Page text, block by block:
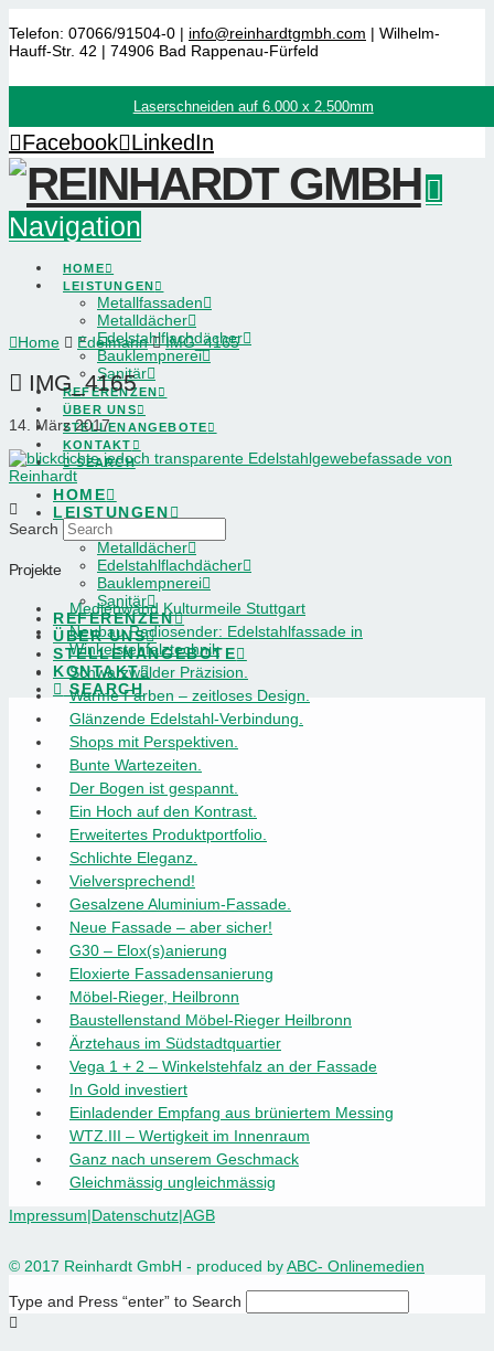
Telefon: 07066/91504-0 | info@reinhardtgmbh.com | Wilhelm-
Hauff-Str. 42 | 74906 Bad Rappenau-Fürfeld
Laserschneiden auf 6.000 x 2.500mm
Facebook LinkedIn
Navigation
HOME
LEISTUNGEN
Metallfassaden
Metalldächer
Edelstahlflachdächer
Bauklempnerei
Sanitär
REFERENZEN
ÜBER UNS
STELLENANGEBOTE
KONTAKT
SEARCH
HOME
LEISTUNGEN
Metallfassaden
Metalldächer
Edelstahlflachdächer
Bauklempnerei
Sanitär
REFERENZEN
ÜBER UNS
STELLENANGEBOTE
KONTAKT
SEARCH
Home Edelmann IMG_4165
IMG_4165
14. März 2017
Search
Projekte
Medienwand Kulturmeile Stuttgart
Neubau Radiosender: Edelstahlfassade in
Winkelstehfalztechnik
Schwarzwälder Präzision.
Warme Farben – zeitloses Design.
Glänzende Edelstahl-Verbindung.
Shops mit Perspektiven.
Bunte Wartezeiten.
Der Bogen ist gespannt.
Ein Hoch auf den Kontrast.
Erweitertes Produktportfolio.
Schlichte Eleganz.
Vielversprechend!
Gesalzene Aluminium-Fassade.
Neue Fassade – aber sicher!
G30 – Elox(s)anierung
Eloxierte Fassadensanierung
Möbel-Rieger, Heilbronn
Baustellenstand Möbel-Rieger Heilbronn
Ärztehaus im Südstadtquartier
Vega 1 + 2 – Winkelstehfalz an der Fassade
In Gold investiert
Einladender Empfang aus brüniertem Messing
WTZ.III – Wertigkeit im Innenraum
Ganz nach unserem Geschmack
Gleichmässig ungleichmässig
Impressum|Datenschutz|AGB
© 2017 Reinhardt GmbH - produced byABC- Onlinemedien
Type and Press “enter” to Search